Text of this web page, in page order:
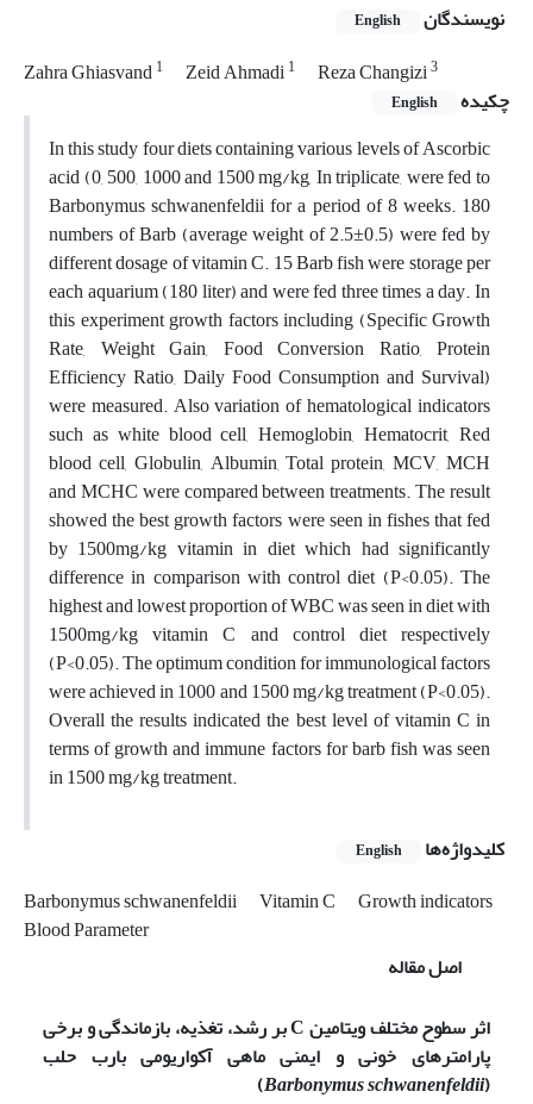
نویسندگان English
Zahra Ghiasvand1 Zeid Ahmadi1 Reza Changizi3
چکیده English
In this study four diets containing various levels of Ascorbic
acid (0, 500, 1000 and 1500 mg/kg, In triplicate, were fed to
Barbonymus schwanenfeldii for a period of 8 weeks. 180
numbers of Barb (average weight of 2.5±0.5) were fed by
different dosage of vitamin C. 15 Barb fish were storage per
each aquarium (180 liter) and were fed three times a day. In
this experiment growth factors including (Specific Growth
Rate, Weight Gain, Food Conversion Ratio, Protein
Efficiency Ratio, Daily Food Consumption and Survival)
were measured. Also variation of hematological indicators
such as white blood cell, Hemoglobin, Hematocrit, Red
blood cell, Globulin, Albumin, Total protein, MCV, MCH
and MCHC were compared between treatments. The result
showed the best growth factors were seen in fishes that fed
by 1500mg/kg vitamin in diet which had significantly
difference in comparison with control diet (P<0.05). The
highest and lowest proportion of WBC was seen in diet with
1500mg/kg vitamin C and control diet respectively
(P<0.05). The optimum condition for immunological factors
were achieved in 1000 and 1500 mg/kg treatment (P<0.05).
Overall the results indicated the best level of vitamin C in
terms of growth and immune factors for barb fish was seen
in 1500 mg/kg treatment.
کلیدواژه‌ها
English
Barbonymus schwanenfeldii Vitamin C
Growth indicators
Blood Parameter
اصل مقاله
اثرسطوح مختلف ویتامینCبر رشد، تغذیه، بازماندگی و برخی
پارامترهای خونی و ایمنی ماهی آکواریومی بارب حلب
(
Barbonymus schwanenfeldii
)